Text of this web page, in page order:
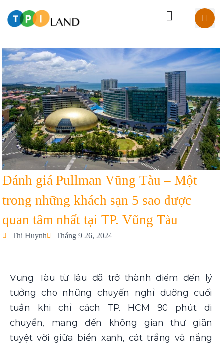
Đánh giá Pullman Vũng Tàu – Một
trong những khách sạn 5 sao được
quan tâm nhất tại TP. Vũng Tàu
Thi Huynh Tháng 9 26, 2024
Vũng Tàu từ lâu đã trở thành điểm đến lý
tưởng cho những chuyến nghỉ dưỡng cuối
tuần khi chỉ cách TP. HCM 90 phút di
chuyển, mang đến không gian thư giãn
tuyệt vời giữa biển xanh, cát trắng và nắng